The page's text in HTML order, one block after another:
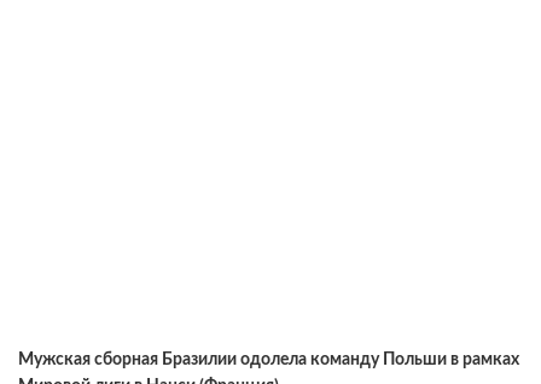
Мужская сборная Бразилии одолела команду Польши в рамках